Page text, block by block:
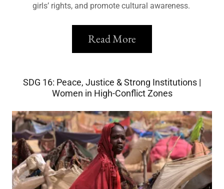
girls’ rights, and promote cultural awareness.
Read More
SDG 16: Peace, Justice & Strong Institutions |
Women in High-Conflict Zones